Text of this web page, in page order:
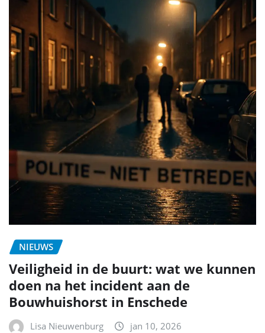
NIEUWS
Veiligheid in de buurt: wat we kunnen
doen na het incident aan de
Bouwhuishorst in Enschede
Lisa Nieuwenburg jan 10, 2026